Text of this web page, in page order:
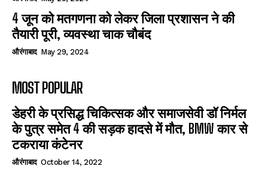
4 जून को मतगणना को लेकर जिला प्रशासन ने की
तैयारी पूरी, व्यवस्था चाक चौबंद
औरंगाबाद May 29, 2024
MOST POPULAR
डेहरी के प्रसिद्ध चिकित्सक और समाजसेवी डॉ निर्मल
के पुत्र समेत 4 की सड़क हादसे में मौत, BMW कार से
टकराया कंटेनर
औरंगाबाद October 14, 2022